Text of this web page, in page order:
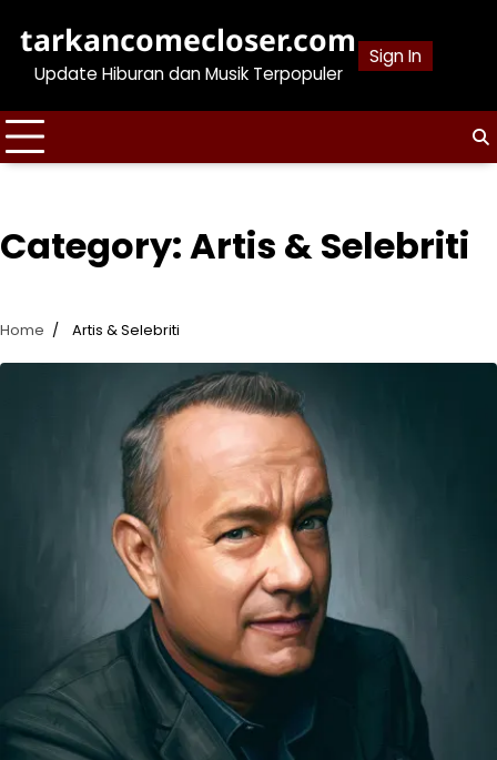
content
tarkancomecloser.com
Update Hiburan dan Musik Terpopuler
Sign In
Category:Artis & Selebriti
Home Artis & Selebriti